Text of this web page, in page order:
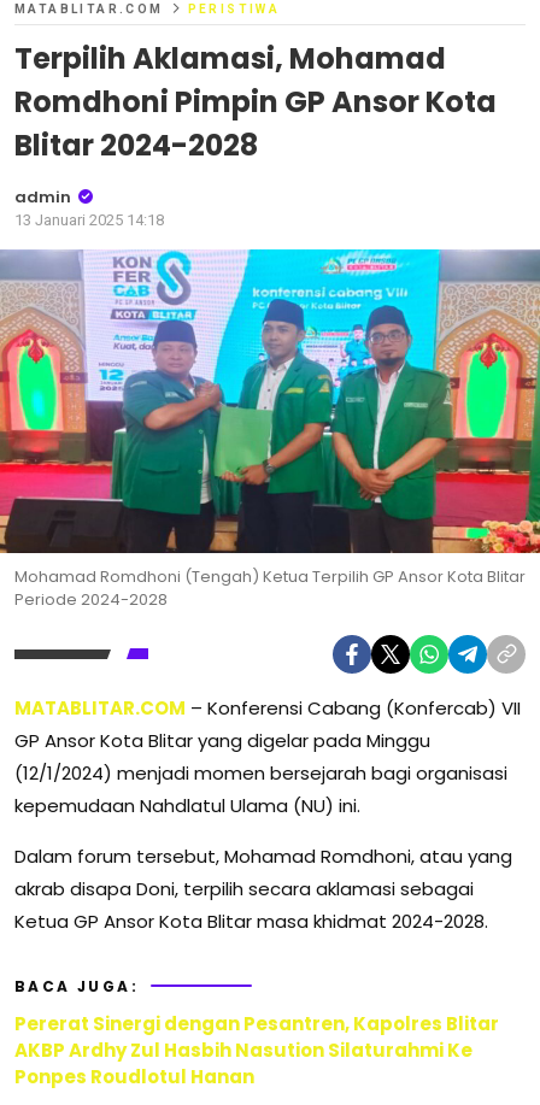
MATABLITAR.COM PERISTIWA
Terpilih Aklamasi, Mohamad
Romdhoni Pimpin GP Ansor Kota
Blitar 2024-2028
admin
13 Januari 2025 14:18
Mohamad Romdhoni (Tengah) Ketua Terpilih GP Ansor Kota Blitar
Periode 2024-2028
MATABLITAR.COM – Konferensi Cabang (Konfercab) VII
GP Ansor Kota Blitar yang digelar pada Minggu
(12/1/2024) menjadi momen bersejarah bagi organisasi
kepemudaan Nahdlatul Ulama (NU) ini.
Dalam forum tersebut, Mohamad Romdhoni, atau yang
akrab disapa Doni, terpilih secara aklamasi sebagai
Ketua GP Ansor Kota Blitar masa khidmat 2024-2028.
BACA JUGA:
Pererat Sinergi dengan Pesantren, Kapolres Blitar
AKBP Ardhy Zul Hasbih Nasution Silaturahmi Ke
Ponpes Roudlotul Hanan